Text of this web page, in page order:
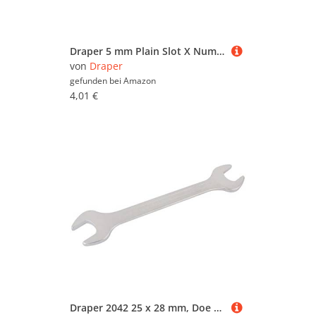
Draper 5 mm Plain Slot X Nummer 1 Pz Typ 125 mm Angled Schraubendreher, 1 Stück, 30847
von Draper
gefunden bei Amazon
4,01 €
Draper 2042 25 x 28 mm, Doe Schlüssel